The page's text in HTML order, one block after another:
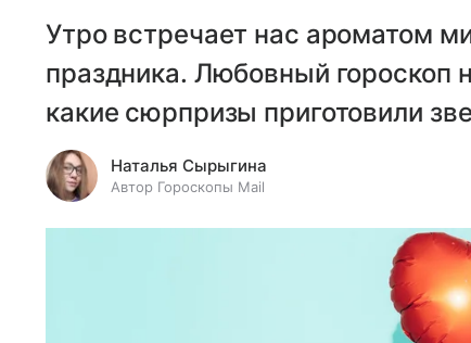
Утро встречает нас ароматом
праздника. Любовный гороскоп
какие сюрпризы приготовили
Наталья Сырыгина
Автор Гороскопы Mail